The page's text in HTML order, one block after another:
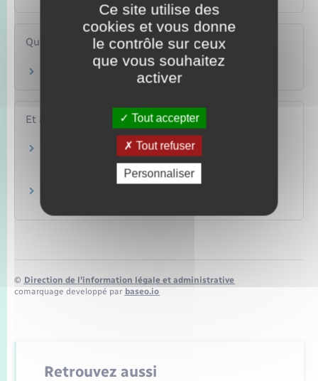
Questions ? Réponses !
Qu'est-ce qu'une main courante ?
Et aussi
Divorce pour altération définitive du lien
© Direction de l’information légale et administrative
comarquage developpé par baseo.io
Retrouvez aussi
Ce site utilise des
cookies et vous donne
le contrôle sur ceux
que vous souhaitez
activer
Tout accepter
Tout refuser
Personnaliser